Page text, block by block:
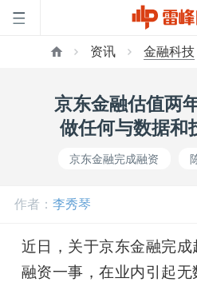
资讯 金融科技
京东金融估值两
做任何与数据和
京东金融完成融资
作者： 李秀琴
近日，关于京东金融完
融资一事，在业内引起